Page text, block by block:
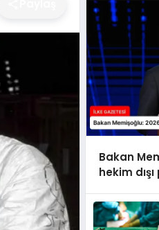
Bakan
hekim